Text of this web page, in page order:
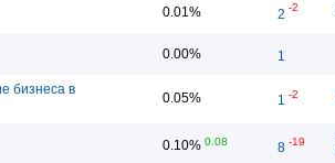
0.01% 2 -2
0.00% 1
бизнеса в
0.05% 1 -2
0.10% 0.08 8 -19